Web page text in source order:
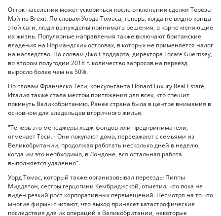
Отток населения может ускориться после отклонения сделки Терезы
Мэй по Brexit. По словам Уорда Томаса, теперь, когда не видно конца
этой саги, люди вынуждены принимать решения, в корне меняющие
их жизнь. Популярные направления также включают британские
владения на Нормандских островах, в которых не применяется налог
на наследство. По словам Джо Стоддарта, директора Locate Guernsey,
во втором полугодии 2018 г. количество запросов на переезд
выросло более чем на 50%.
По словам Франческо Теси, консультанта Lionard Luxury Real Estate,
Италия также стала местом притяжения для всех, кто спешит
покинуть Великобританию. Ранее страна была в центре внимания в
основном для владельцев вторичного жилья.
"Теперь это менеджеры хедж-фондов или предприниматели, -
отмечает Теси. - Они покупают дома, переезжают с семьями из
Великобритании, продолжая работать несколько дней в неделю,
когда им это необходимо, в Лондоне, вся остальная работа
выполняется удаленно".
Уорд Томас, который также организовывал переезды Пиппы
Миддлтон, сестры герцогини Кембриджской, отметил, что пока не
виден резкий рост корпоративных перемещений. Несмотря на то что
многие фирмы считают, что выход принесет катастрофические
последствия для их операций в Великобритании, некоторые